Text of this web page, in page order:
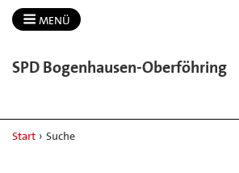
MENÜ
SPD Bogenhausen-​Oberföhring
Start › Suche